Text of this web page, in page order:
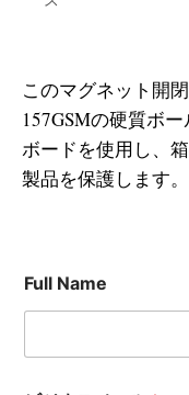
このマグネット開
157GSMの硬質ボ
ボードを使用し、
製品を保護します。
Full Name